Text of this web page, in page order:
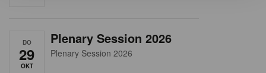
DO
29
OKT
Plenary Session 2026
Plenary Session 2026